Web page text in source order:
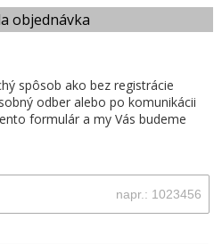
objednávka
spôsob ako bez registrácie
odber alebo po komunikácii
formulár a my Vás budeme